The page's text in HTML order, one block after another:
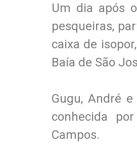
Um dia após
pesqueiras,
caixa de
Baía de São
Gugu, André
conhecida
Campos.